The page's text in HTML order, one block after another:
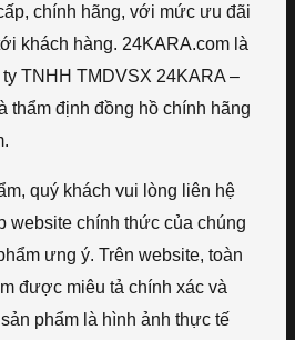
chính hãng, với mức ưu đãi
khách hàng. 24KARA.com là
TNHH TMDVSX 24KARA –
thẩm định đồng hồ chính hãng
quý khách vui lòng liên hệ
website chính thức của chúng
ưng ý. Trên website, toàn
được miêu tả chính xác và
phẩm là hình ảnh thực tế